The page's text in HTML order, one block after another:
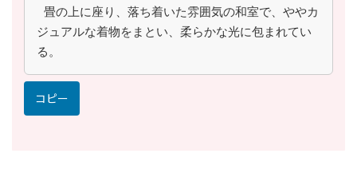
ジュアルな着物をまとい、柔らかな光に包まれてい
る。
コピー